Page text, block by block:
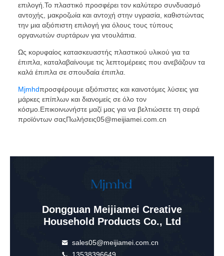
επιλογή.Το πλαστικό προσφέρει τον καλύτερο συνδυασμό
αντοχής, μακροζωία και αντοχή στην υγρασία, καθιστώντας
την μια αξιόπιστη επιλογή για όλους τους τύπους
οργανωτών συρτάρων για ντουλάπια.
Ως κορυφαίος κατασκευαστής πλαστικού υλικού για τα
έπιπλα, καταλαβαίνουμε τις λεπτομέρειες που ανεβάζουν τα
καλά έπιπλα σε σπουδαία έπιπλα.
Mjmhdπροσφέρουμε αξιόπιστες και καινοτόμες λύσεις για
μάρκες επίπλων και διανομείς σε όλο τον
κόσμο.Επικοινωνήστε μαζί μας για να βελτιώσετε τη σειρά
προϊόντων σαςΠωλήσεις05@meijiamei.com.cn
Dongguan Meijiamei Creative
Household Products Co., Ltd
sales05@meijiamei.com.cn
13538396649